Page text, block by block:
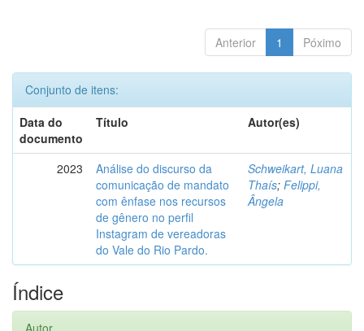
Anterior 1 Póximo
Conjunto de itens:
Data do
documento
Título Autor(es)
2023
Análise do discurso da
comunicação de mandato
com ênfase nos recursos
de gênero no perfil
Instagram de vereadoras
do Vale do Rio Pardo.
Schweikart, Luana
Thaís; Felippi,
Ângela
Índice
Autor